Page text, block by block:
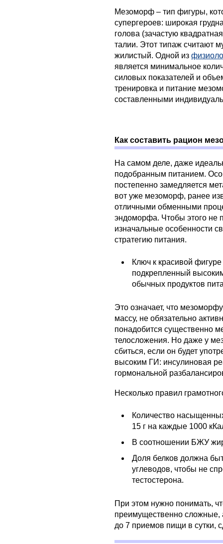
Мезоморф – тип фигуры,
супергероев: широкая
голова (зачастую
талии. Этот типаж считают
жилистый. Одной из
является минимальное
силовых показателей и
тренировка и питание
составленными
Как составить рацион
На самом деле, даже
подобранным питанием.
постепенно замедляется
вот уже мезоморф, ранее
отличными обменными
эндоморфа. Чтобы этого не
изначальные особенности
стратегию питания.
Ключ к красивой
подкрепленный
обычных продуктов
Это означает, что
массу, не обязательно
понадобится существенно
телосложения. Но даже у
сбиться, если он будет
высоким ГИ: инсулиновая
гормональной
Несколько правил
Количество
15 г на каждые 1000
В соотношении БЖУ
Доля белков должна
углеводов, чтобы не
тестостерона.
При этом нужно понимать,
преимущественно сложные,
до 7 приемов пищи в сутки,